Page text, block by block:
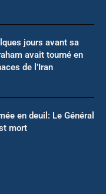
jours avant sa
avait tourné en
de l’Iran
en deuil: Le Général
mort